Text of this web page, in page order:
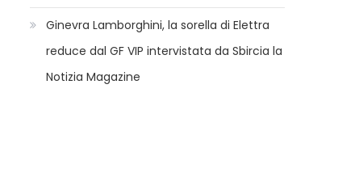
Ginevra Lamborghini, la sorella di Elettra
reduce dal GF VIP intervistata da Sbircia la
Notizia Magazine